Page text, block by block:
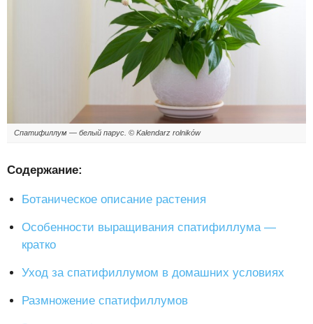
Спатифиллум — белый парус. © Kalendarz rolników
Содержание:
Ботаническое описание растения
Особенности выращивания спатифиллума —
кратко
Уход за спатифиллумом в домашних условиях
Размножение спатифиллумов